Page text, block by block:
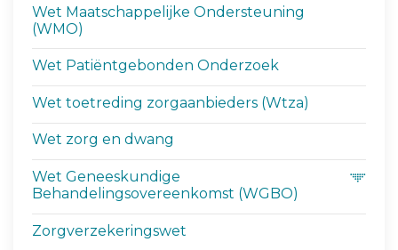
Wet Maatschappelijke Ondersteuning
(WMO)
Wet Patiëntgebonden Onderzoek
Wet toetreding zorgaanbieders (Wtza)
Wet zorg en dwang
Wet Geneeskundige
Behandelingsovereenkomst (WGBO)
Zorgverzekeringswet